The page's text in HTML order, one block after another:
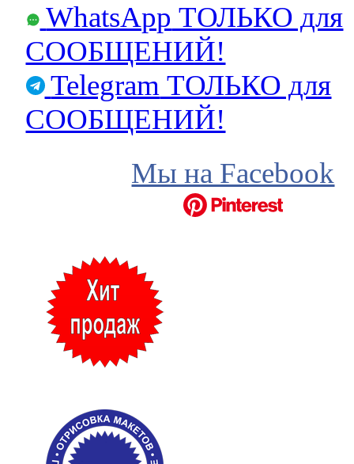
WhatsApp ТОЛЬКО для
СООБЩЕНИЙ!
Telegram ТОЛЬКО для
СООБЩЕНИЙ!
Мы на Facebook